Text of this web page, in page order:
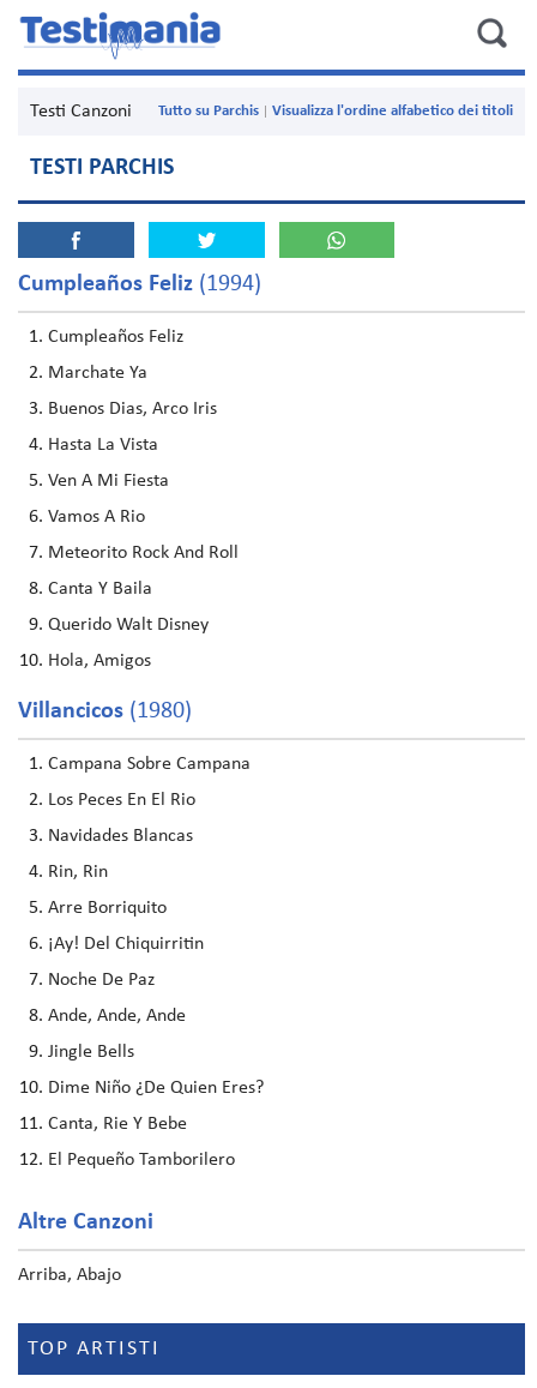
Testi Canzoni Visualizza l'ordine alfabetico dei titoli
Tutto su Parchis
TESTI PARCHIS
Cumpleaños Feliz (1994)
Cumpleaños Feliz
Marchate Ya
Buenos Dias, Arco Iris
Hasta La Vista
Ven A Mi Fiesta
Vamos A Rio
Meteorito Rock And Roll
Canta Y Baila
Querido Walt Disney
Hola, Amigos
Villancicos (1980)
Campana Sobre Campana
Los Peces En El Rio
Navidades Blancas
Rin, Rin
Arre Borriquito
¡Ay! Del Chiquirritin
Noche De Paz
Ande, Ande, Ande
Jingle Bells
Dime Niño ¿De Quien Eres?
Canta, Rie Y Bebe
El Pequeño Tamborilero
Altre Canzoni
Arriba, Abajo
TOP ARTISTI